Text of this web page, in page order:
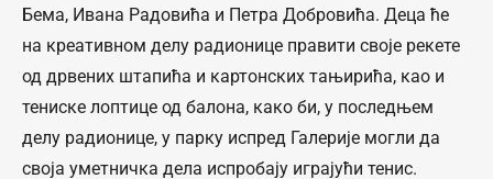
Бема, Ивана Радовића и Петра Добровића. Деца ће
на креативном делу радионице правити своје рекете
од дрвених штапића и картонских тањирића, као и
тениске лоптице од балона, како би, у последњем
делу радионице, у парку испред Галерије могли да
своја уметничка дела испробају играјући тенис.